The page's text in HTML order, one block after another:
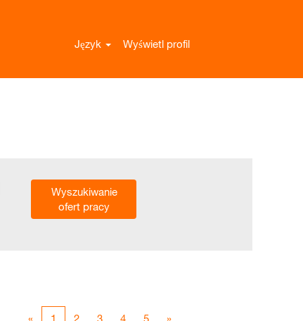
Język Wyświetl profil
« 1 2 3 4 5 »